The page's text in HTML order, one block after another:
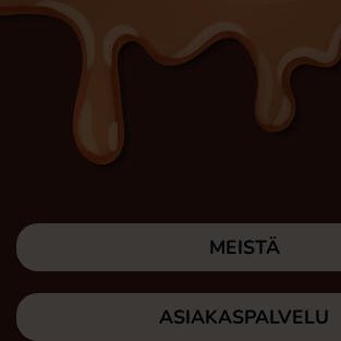
MEISTÄ
ASIAKASPALVELU